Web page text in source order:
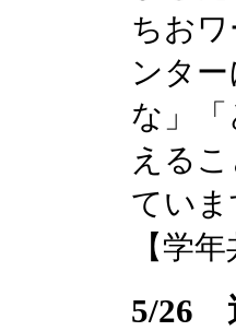
ちお
ンタ
な」
える
ていま
【学
5/26